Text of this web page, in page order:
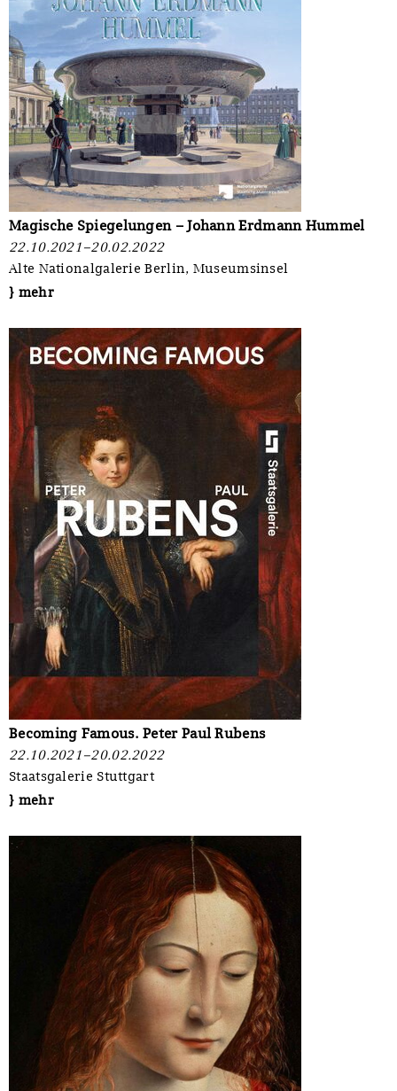
Magische Spiegelungen – Johann Erdmann Hummel
22.10.2021–20.02.2022
Alte Nationalgalerie Berlin, Museumsinsel
} mehr
Becoming Famous. Peter Paul Rubens
22.10.2021–20.02.2022
Staatsgalerie Stuttgart
} mehr